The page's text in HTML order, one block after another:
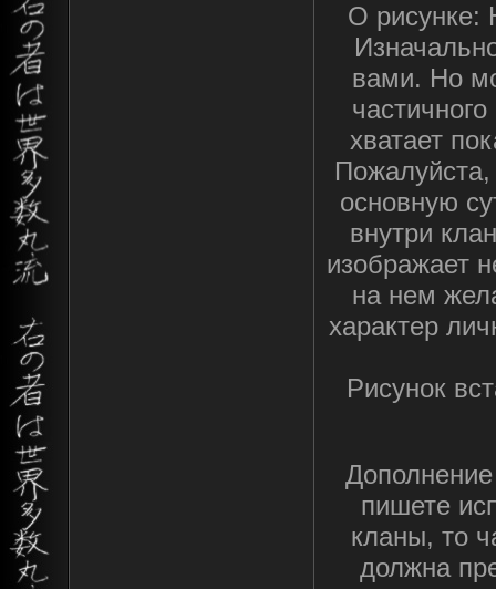
О рисунке:
вами. Но
хватает
Пожалуйста,
основную
внутри
изображает
на нем
характер
Рисунок
пишете
кланы, то
должна